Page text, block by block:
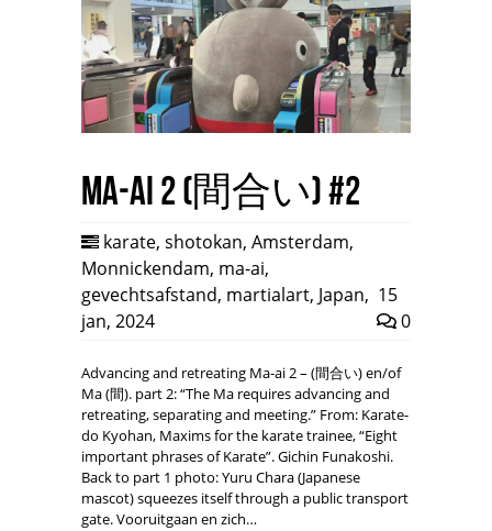
Ma-ai 2 (間合い) #2
karate, shotokan, Amsterdam,
Monnickendam, ma-ai,
gevechtsafstand, martialart, Japan, 15
jan, 2024
0
Advancing and retreating Ma-ai 2 – (間合い) en/of
Ma (間). part 2: “The Ma requires advancing and
retreating, separating and meeting.” From: Karate-
do Kyohan, Maxims for the karate trainee, “Eight
important phrases of Karate”. Gichin Funakoshi.
Back to part 1 photo: Yuru Chara (Japanese
mascot) squeezes itself through a public transport
gate. Vooruitgaan en zich…